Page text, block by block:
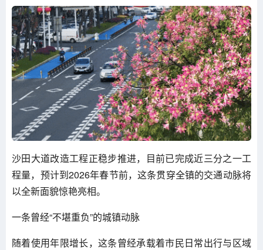
沙田大道改造工程正稳步推进，目前已完成近三分之一工
程量，预计到2026年春节前，这条贯穿全镇的交通动脉将
以全新面貌惊艳亮相。
一条曾经“不堪重负”的城镇动脉
随着使用年限增长，这条曾经承载着市民日常出行与区域